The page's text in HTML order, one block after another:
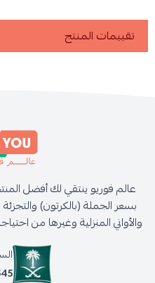
تقييمات المنتج
عالم فوريو ينتقي لك أفضل
بسعر الجملة (بالكرتون) والتجزئة
والأواني المنزلية وغيرها من